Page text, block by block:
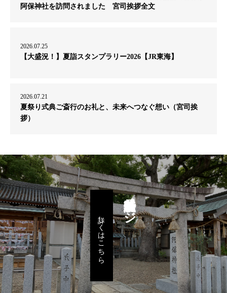
阿保神社を訪問されました 宮司挨拶全文
2026.07.25
【大盛況！】夏詣スタンプラリー2026【JR東海】
2026.07.21
夏祭り式典ご斎行のお礼と、未来へつなぐ想い（宮司挨
拶）
鳥居改修特設ページ
詳しくはこちら